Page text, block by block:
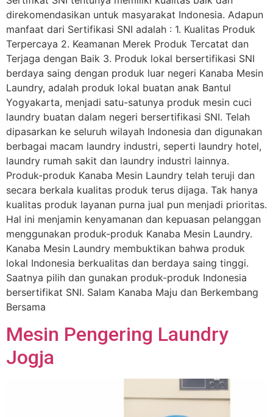
direkomendasikan untuk masyarakat Indonesia. Adapun
manfaat dari Sertifikasi SNI adalah : 1. Kualitas Produk
Terpercaya 2. Keamanan Merek Produk Tercatat dan
Terjaga dengan Baik 3. Produk lokal bersertifikasi SNI
berdaya saing dengan produk luar negeri Kanaba Mesin
Laundry, adalah produk lokal buatan anak Bantul
Yogyakarta, menjadi satu-satunya produk mesin cuci
laundry buatan dalam negeri bersertifikasi SNI. Telah
dipasarkan ke seluruh wilayah Indonesia dan digunakan
berbagai macam laundry industri, seperti laundry hotel,
laundry rumah sakit dan laundry industri lainnya.
Produk-produk Kanaba Mesin Laundry telah teruji dan
secara berkala kualitas produk terus dijaga. Tak hanya
kualitas produk layanan purna jual pun menjadi prioritas.
Hal ini menjamin kenyamanan dan kepuasan pelanggan
menggunakan produk-produk Kanaba Mesin Laundry.
Kanaba Mesin Laundry membuktikan bahwa produk
lokal Indonesia berkualitas dan berdaya saing tinggi.
Saatnya pilih dan gunakan produk-produk Indonesia
bersertifikat SNI. Salam Kanaba Maju dan Berkembang
Bersama
Mesin Pengering Laundry
Jogja